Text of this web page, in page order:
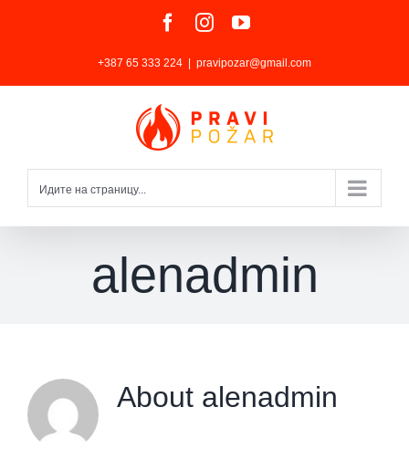
Facebook
InstagramYouTube
+387 65 333 224 pravipozar@gmail.com
Идите на страницу...
alenadmin
About alenadmin